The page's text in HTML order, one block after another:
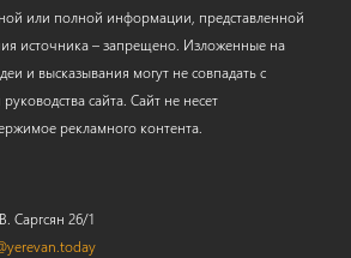
или полной информации, представленной
источника – запрещено. Изложенные на
и высказывания могут не совпадать с
сайта. Сайт не несет
рекламного контента.
Саргсян 26/1